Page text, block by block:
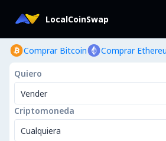
LocalCoinSwap
Comprar Bitcoin Comprar
Quiero
Vender
Criptomoneda
Cualquiera